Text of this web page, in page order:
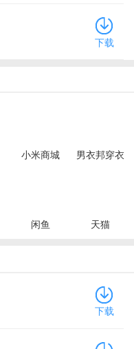
下载
小米商城
男衣邦穿衣
闲鱼 天猫
下载